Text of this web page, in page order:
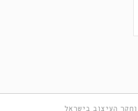
העיצוב בישראל